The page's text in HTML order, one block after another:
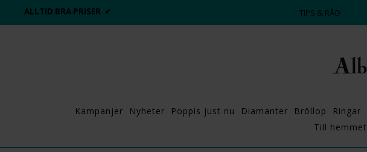
ALLTID BRA PRISER ✔ DAGS ATT POPPA?
TIPS & RÅD
Kampanjer Nyheter Poppis just nu Diamanter Bröllop Ringar
Till hemmet